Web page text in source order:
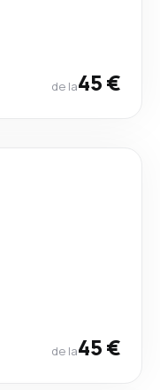
de la45 €
de la45 €